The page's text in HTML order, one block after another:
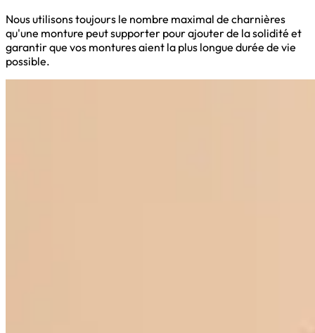
Nous utilisons toujours le nombre maximal de charnières
qu'une monture peut supporter pour ajouter de la solidité et
garantir que vos montures aient la plus longue durée de vie
possible.